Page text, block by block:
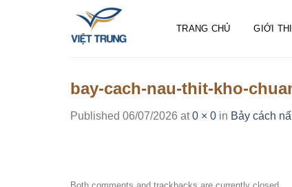
TRANG CHỦ GIỚI
bay-cach-nau-thit-kho-
Published 06/07/2026 at0 × 0 in Bảy cách